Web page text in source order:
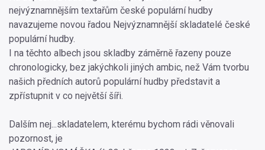
nejvýznamnějším textařům české populární hudby
navazujeme novou řadou Nejvýznamnější skladatelé české
populární hudby.
I na těchto albech jsou skladby záměrně řazeny pouze
chronologicky, bez jakýchkoli jiných ambic, než Vám tvorbu
našich předních autorů populární hudby představit a
zpřístupnit v co největší šíři.
Dalším nej...skladatelem, kterému bychom rádi věnovali
pozornost, je